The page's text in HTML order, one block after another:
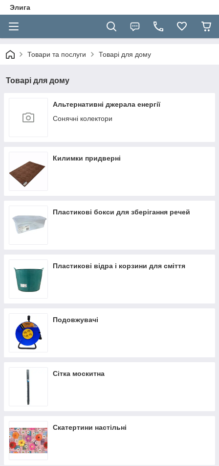
Элига
Товари та послуги Товарі для дому
Товарі для дому
Альтернативні джерала енергії
Сонячні колектори
Килимки придверні
Пластикові бокси для зберігання речей
Пластикові відра і корзини для сміття
Подовжувачі
Сітка москитна
Скатертини настільні